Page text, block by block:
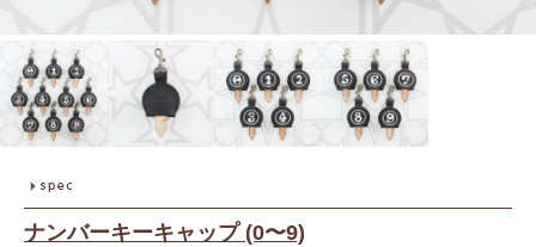
ナンバーキーキャップ (0〜9)